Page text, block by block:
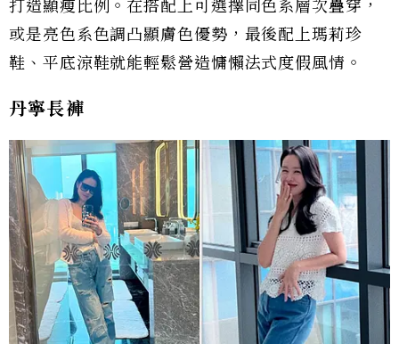
打造顯瘦比例。在搭配上可選擇同色系層次疊穿，
或是亮色系色調凸顯膚色優勢，最後配上瑪莉珍
鞋、平底涼鞋就能輕鬆營造慵懶法式度假風情。
丹寧長褲